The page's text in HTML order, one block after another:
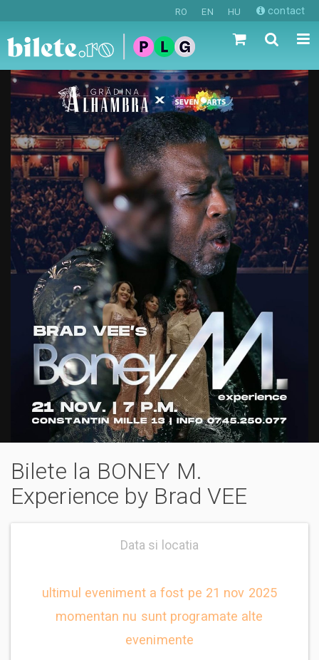
RO EN HU contact
Bilete la BONEY M.
Experience by Brad VEE
Data si locatia
ultimul eveniment a fost pe 21 nov 2025
momentan nu sunt programate alte
evenimente